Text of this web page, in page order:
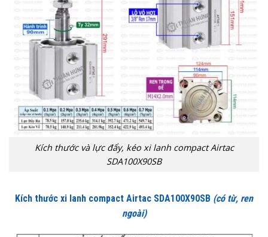
Kích thước và lực đẩy, kéo xi lanh compact Airtac
SDA100X90SB
Kích thước xi lanh compact Airtac SDA100X90SB (có từ, ren
ngoài)